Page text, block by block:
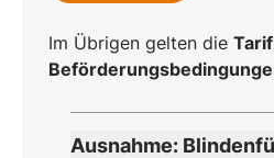
Im Übrigen gelten die
Ausnahme: